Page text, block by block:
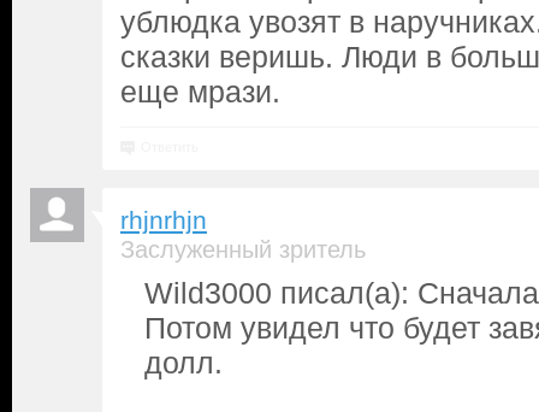
ублюдка увозят в
сказки веришь. Люди в
еще мрази.
rhjnrhjn
Заслуженный зритель
Wild3000 писал(а):
Потом увидел что будет
долл.